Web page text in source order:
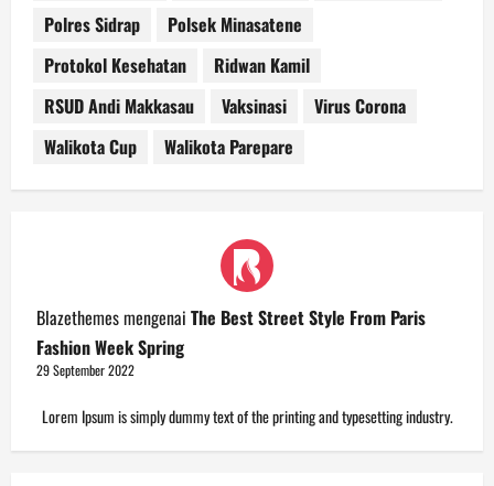
Polres Sidrap
Polsek Minasatene
Protokol Kesehatan
Ridwan Kamil
RSUD Andi Makkasau
Vaksinasi
Virus Corona
Walikota Cup
Walikota Parepare
Blazethemesmengenai The Best Street Style From Paris
Fashion Week Spring
29 September 2022
Lorem Ipsum is simply dummy text of the printing and typesetting industry.